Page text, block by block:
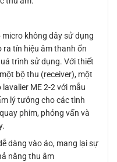
micro không dây sử dụng
ra tín hiệu âm thanh ổn
trình sử dụng. Với thiết
bộ thu (receiver), một
ME 2-2 với mẫu
lý tưởng cho các tình
phim, phỏng vấn và
dàng vào áo, mang lại sự
năng thu âm